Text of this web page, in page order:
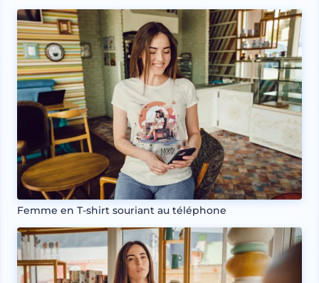
Femme en T-shirt souriant au téléphone